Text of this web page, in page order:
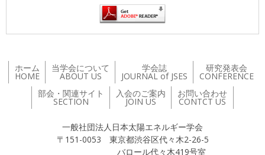
ホーム
HOME
当学会について
ABOUT US
学会誌
JOURNAL of JSES
研究発表会
CONFERENCE
部会・関連サイト
SECTION
入会のご案内
JOIN US
お問い合わせ
CONTCT US
一般社団法人日本太陽エネルギー学会
〒151-0053 東京都渋谷区代々木2-26-5
バロール代々木419号室